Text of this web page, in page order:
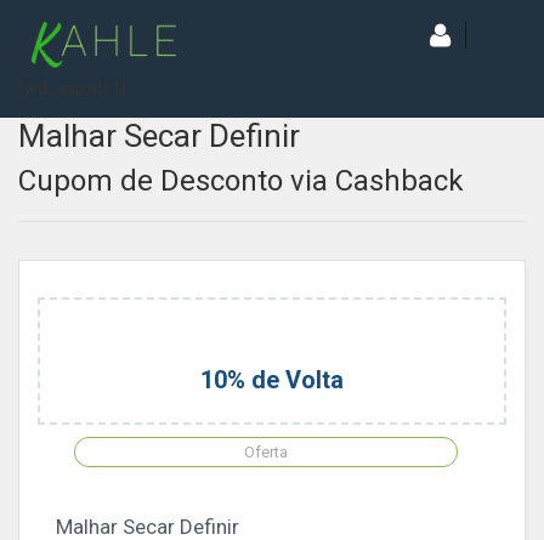
Malhar Secar Definir
Cupom de Desconto via Cashback
10% de Volta
Oferta
Malhar Secar Definir